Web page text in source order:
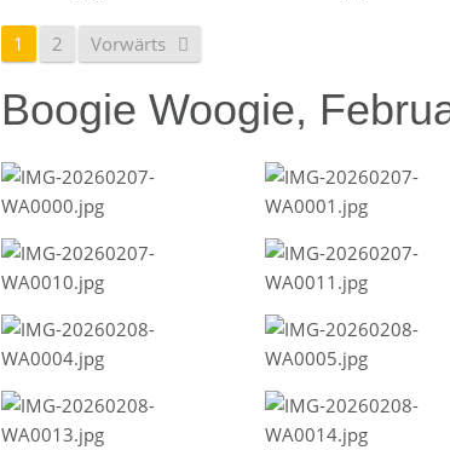
1 2 Vorwärts
Boogie Woogie,